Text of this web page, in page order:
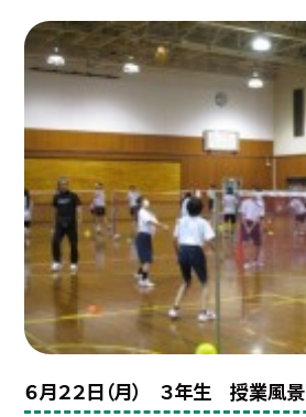
６月２２日（月） ３年生 授業風景